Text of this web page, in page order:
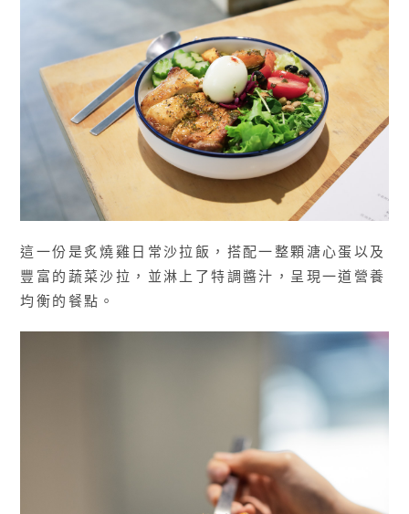
這一份是炙燒雞日常沙拉飯，搭配一整顆溏心蛋以及
豐富的蔬菜沙拉，並淋上了特調醬汁，呈現一道營養
均衡的餐點。